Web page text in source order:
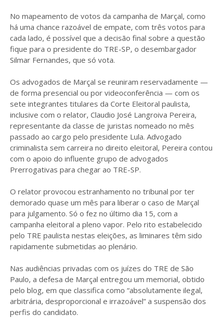
No mapeamento de votos da campanha de Marçal, como
há uma chance razoável de empate, com três votos para
cada lado, é possível que a decisão final sobre a questão
fique para o presidente do TRE-SP, o desembargador
Silmar Fernandes, que só vota.
Os advogados de Marçal se reuniram reservadamente —
de forma presencial ou por videoconferência — com os
sete integrantes titulares da Corte Eleitoral paulista,
inclusive com o relator, Claudio José Langroiva Pereira,
representante da classe de juristas nomeado no mês
passado ao cargo pelo presidente Lula. Advogado
criminalista sem carreira no direito eleitoral, Pereira contou
com o apoio do influente grupo de advogados
Prerrogativas para chegar ao TRE-SP.
O relator provocou estranhamento no tribunal por ter
demorado quase um mês para liberar o caso de Marçal
para julgamento. Só o fez no último dia 15, com a
campanha eleitoral a pleno vapor. Pelo rito estabelecido
pelo TRE paulista nestas eleições, as liminares têm sido
rapidamente submetidas ao plenário.
Nas audiências privadas com os juízes do TRE de São
Paulo, a defesa de Marçal entregou um memorial, obtido
pelo blog, em que classifica como “absolutamente ilegal,
arbitrária, desproporcional e irrazoável” a suspensão dos
perfis do candidato.